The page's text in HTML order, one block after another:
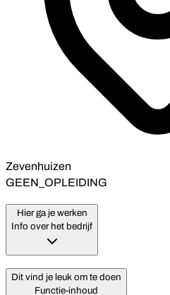
Zevenhuizen
GEEN_OPLEIDING
Hier ga je werken
Info over het bedrijf
Dit vind je leuk om te doen
Functie-inhoud